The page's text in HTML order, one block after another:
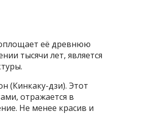
её древнюю
тысячи лет, является
(Кинкаку-дзи). Этот
отражается в
Не менее красив и